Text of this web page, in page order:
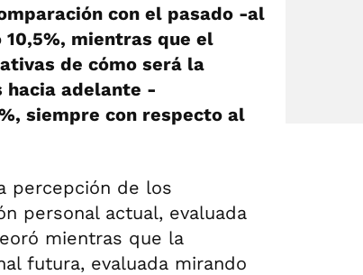
con el pasado -al
mientras que el
de cómo será la
hacia adelante -
siempre con respecto al
percepción de los
personal actual, evaluada
mientras que la
futura, evaluada mirando